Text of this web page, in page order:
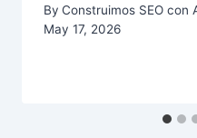
By Construimos SEO con
May 17, 2026